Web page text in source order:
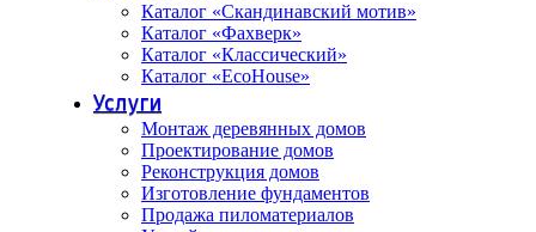
Каталог «Скандинавский мотив»
Каталог «Фахверк»
Каталог «Классический»
Каталог «EcoHouse»
Услуги
Монтаж деревянных домов
Проектирование домов
Реконструкция домов
Изготовление фундаментов
Продажа пиломатериалов